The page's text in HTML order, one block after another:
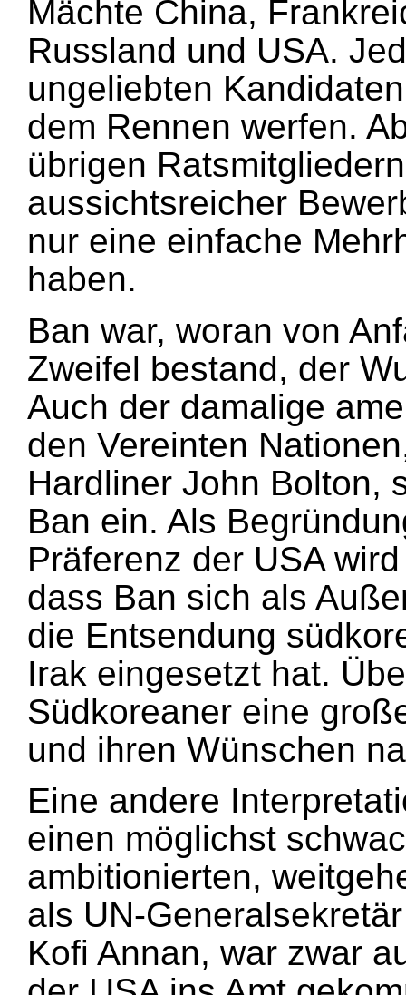
Mächte China,
Russland und USA.
ungeliebten
dem Rennen werfen.
übrigen
aussichtsreicher
nur eine einfache
haben.
Ban war, woran von
Zweifel bestand, der
Auch der damalige
den Vereinten
Hardliner John Bolton,
Ban ein. Als
Präferenz der USA
dass Ban sich als
die Entsendung
Irak eingesetzt hat.
Südkoreaner eine
und ihren Wünschen
Eine andere
einen möglichst
ambitionierten,
als UN-
Kofi Annan, war zwar